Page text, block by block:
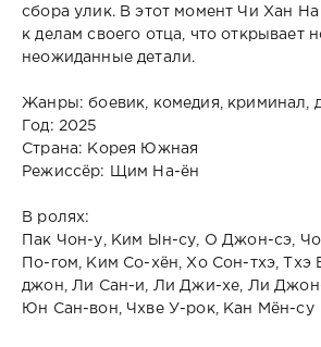
сбора улик. В этот момент Чи Хан На
к делам своего отца, что открывает
неожиданные детали.
Жанры: боевик, комедия, криминал,
Год: 2025
Страна: Корея Южная
Режиссёр: Щим На-ён
В ролях:
Пак Чон-у, Ким Ын-су, О Джон-сэ,
По-гом, Ким Со-хён, Хо Сон-тхэ, Тхэ
джон, Ли Сан-и, Ли Джи-хе, Ли
Юн Сан-вон, Чхве У-рок, Кан Мён-су